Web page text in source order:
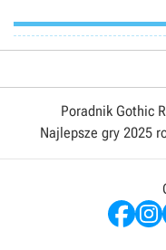
Poradnik Gothic
Najlepsze gry 2025